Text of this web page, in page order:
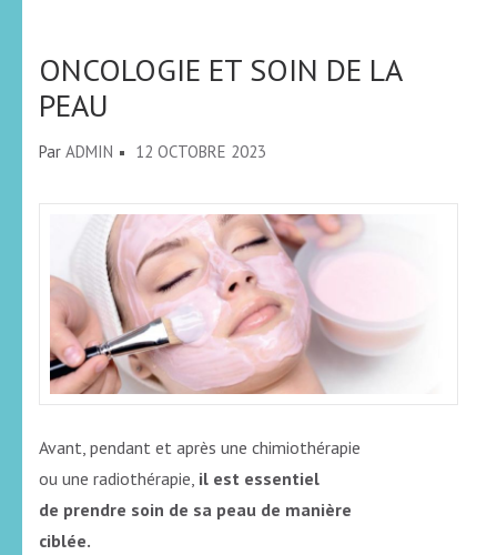
ONCOLOGIE ET SOIN DE LA
PEAU
Par ADMIN 12 OCTOBRE 2023
Avant, pendant et après une chimiothérapie
ou une radiothérapie, il est essentiel
de prendre soin de sa peau de manière
ciblée.